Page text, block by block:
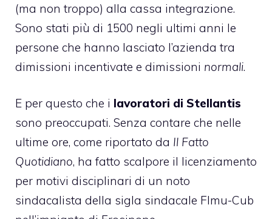
(ma non troppo) alla cassa integrazione.
Sono stati più di 1500 negli ultimi anni le
persone che hanno lasciato l’azienda tra
dimissioni incentivate e dimissioni normali.
E per questo che i lavoratori di Stellantis
sono preoccupati. Senza contare che nelle
ultime ore, come riportato da Il Fatto
Quotidiano, ha fatto scalpore il licenziamento
per motivi disciplinari di un noto
sindacalista della sigla sindacale Flmu-Cub